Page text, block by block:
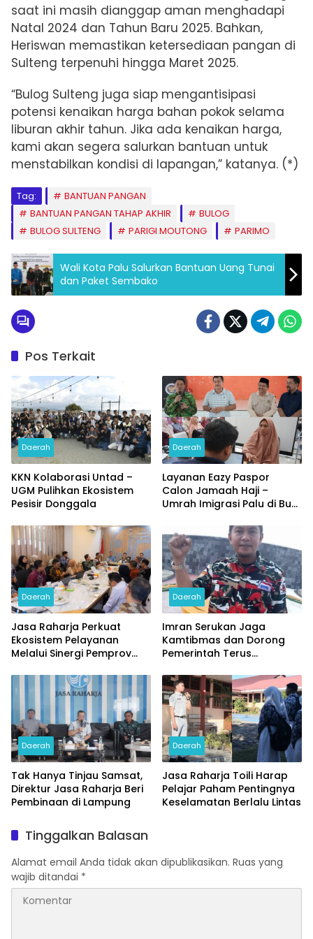
saat ini masih dianggap aman menghadapi
Natal 2024 dan Tahun Baru 2025. Bahkan,
Heriswan memastikan ketersediaan pangan di
Sulteng terpenuhi hingga Maret 2025.
“Bulog Sulteng juga siap mengantisipasi
potensi kenaikan harga bahan pokok selama
liburan akhir tahun. Jika ada kenaikan harga,
kami akan segera salurkan bantuan untuk
menstabilkan kondisi di lapangan,” katanya. (*)
Tag:
BANTUAN PANGAN
BANTUAN PANGAN TAHAP AKHIR
BULOG
BULOG SULTENG
PARIGI MOUTONG PARIMO
Wali Kota Palu Salurkan Bantuan Uang Tunai
dan Paket Sembako
Pos Terkait
Daerah
KKN Kolaborasi Untad –
UGM Pulihkan Ekosistem
Pesisir Donggala
Daerah
Layanan Eazy Paspor
Calon Jamaah Haji –
Umrah Imigrasi Palu di Buol
Daerah
Jasa Raharja Perkuat
Ekosistem Pelayanan
Melalui Sinergi Pemprov
Daerah
Imran Serukan Jaga
Kamtibmas dan Dorong
Pemerintah Terus
Daerah
Tak Hanya Tinjau Samsat,
Direktur Jasa Raharja Beri
Pembinaan di Lampung
Daerah
Jasa Raharja Toili Harap
Pelajar Paham Pentingnya
Keselamatan Berlalu Lintas
Tinggalkan Balasan
Alamat email Anda tidak akan dipublikasikan. Ruas yang
wajib ditandai *